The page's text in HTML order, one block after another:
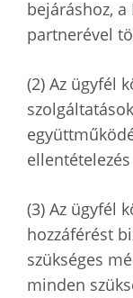
bejáráshoz,
partnerével
(2) Az ügyfél
(3) Az ügyfél
hozzáférést
szükséges
minden